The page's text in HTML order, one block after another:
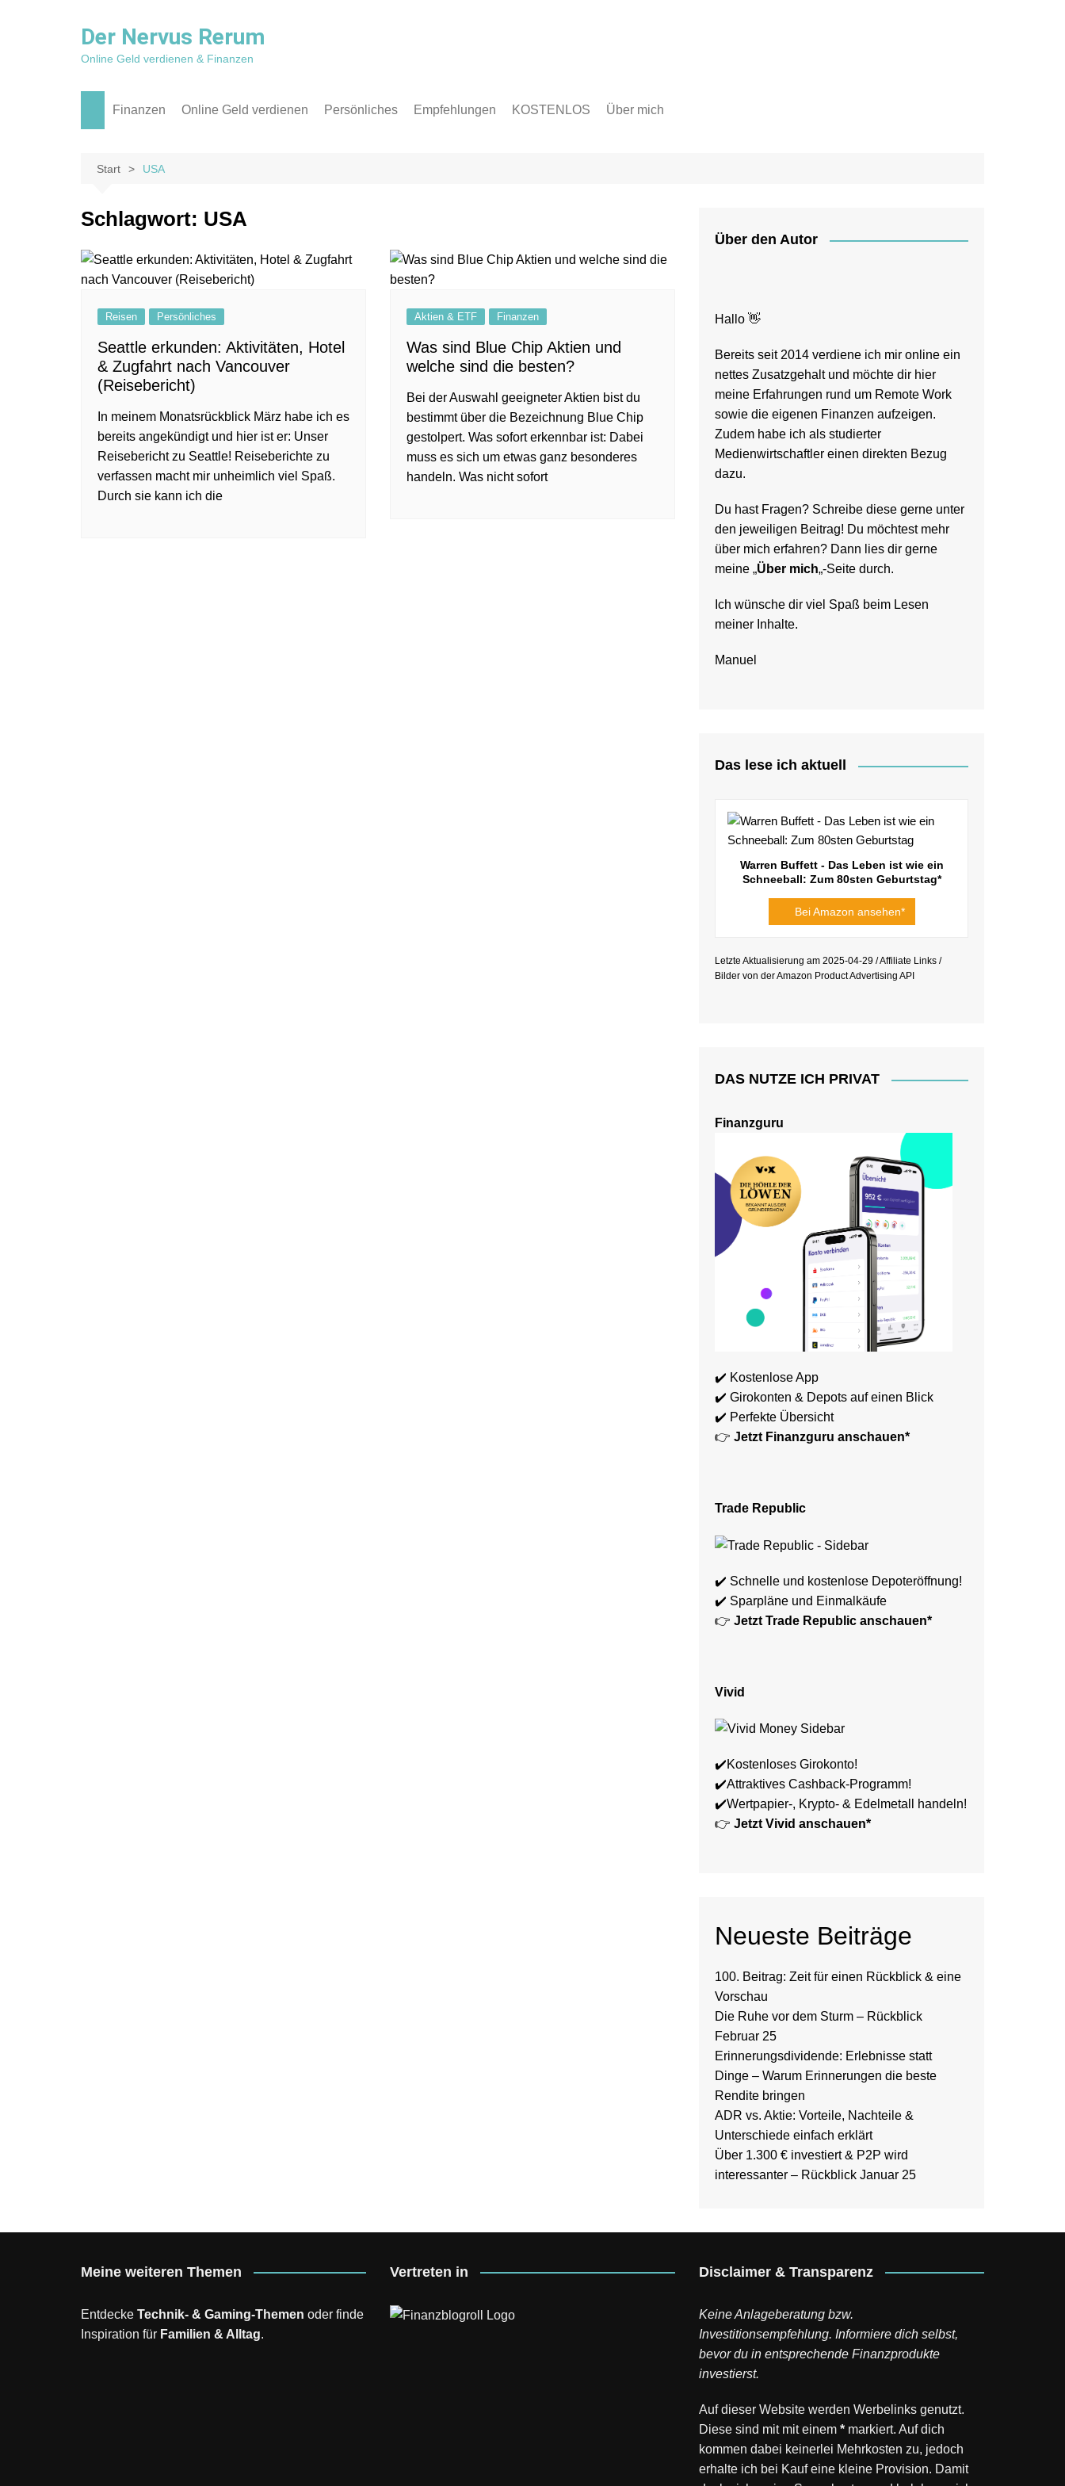
Der Nervus Rerum
Online Geld verdienen & Finanzen
Finanzen
Kredit
Sparen
Online Geld verdienen
Social Media
Persönliches Empfehlungen KOSTENLOS Über mich
Start USA
Schlagwort: USA
Reisen Persönliches
Seattle erkunden: Aktivitäten, Hotel
& Zugfahrt nach Vancouver
(Reisebericht)
In meinem Monatsrückblick März habe ich es
bereits angekündigt und hier ist er: Unser
Reisebericht zu Seattle! Reiseberichte zu
verfassen macht mir unheimlich viel Spaß.
Durch sie kann ich die
Aktien & ETF Finanzen
Was sind Blue Chip Aktien und
welche sind die besten?
Bei der Auswahl geeigneter Aktien bist du
bestimmt über die Bezeichnung Blue Chip
gestolpert. Was sofort erkennbar ist: Dabei
muss es sich um etwas ganz besonderes
handeln. Was nicht sofort
Über den Autor
Hallo 👋
Bereits seit 2014 verdiene ich mir online ein
nettes Zusatzgehalt und möchte dir hier
meine Erfahrungen rund um Remote Work
sowie die eigenen Finanzen aufzeigen.
Zudem habe ich als studierter
Medienwirtschaftler einen direkten Bezug
dazu.
Du hast Fragen? Schreibe diese gerne unter
den jeweiligen Beitrag! Du möchtest mehr
über mich erfahren? Dann lies dir gerne
meine „Über mich„-Seite durch.
Ich wünsche dir viel Spaß beim Lesen
meiner Inhalte.
Manuel
Das lese ich aktuell
Warren Buffett - Das Leben ist wie ein
Schneeball: Zum 80sten Geburtstag*
Bei Amazon ansehen*
Letzte Aktualisierung am 2025-04-29 / Affiliate Links /
Bilder von der Amazon Product Advertising API
DAS NUTZE ICH PRIVAT
Finanzguru
✔️ Kostenlose App
✔️ Girokonten & Depots auf einen Blick
✔️ Perfekte Übersicht
👉 Jetzt Finanzguru anschauen*
Trade Republic
✔️ Schnelle und kostenlose Depoteröffnung!
✔️ Sparpläne und Einmalkäufe
👉 Jetzt Trade Republic anschauen*
Vivid
✔️Kostenloses Girokonto!
✔️Attraktives Cashback-Programm!
✔️Wertpapier-, Krypto- & Edelmetall handeln!
👉 Jetzt Vivid anschauen*
Neueste Beiträge
100. Beitrag: Zeit für einen Rückblick & eine
Vorschau
Die Ruhe vor dem Sturm – Rückblick
Februar 25
Erinnerungsdividende: Erlebnisse statt
Dinge – Warum Erinnerungen die beste
Rendite bringen
ADR vs. Aktie: Vorteile, Nachteile &
Unterschiede einfach erklärt
Über 1.300 € investiert & P2P wird
interessanter – Rückblick Januar 25
Meine weiteren Themen
Entdecke Technik- & Gaming-Themen oder finde
Inspiration für Familien & Alltag.
Vertreten in Disclaimer & Transparenz
Keine Anlageberatung bzw.
Investitionsempfehlung. Informiere dich selbst,
bevor du in entsprechende Finanzprodukte
investierst.
Auf dieser Website werden Werbelinks genutzt.
Diese sind mit mit einem * markiert. Auf dich
kommen dabei keinerlei Mehrkosten zu, jedoch
erhalte ich bei Kauf eine kleine Provision. Damit